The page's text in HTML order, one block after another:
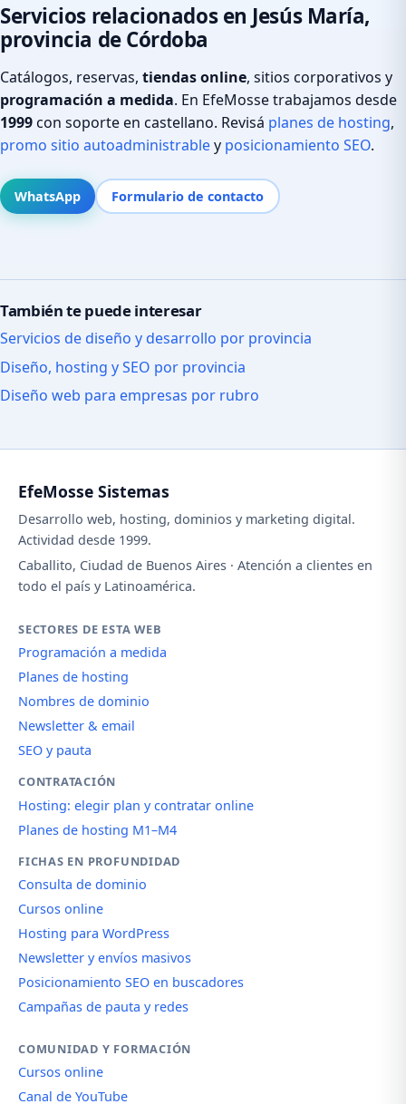
Servicios relacionados en Jesús María,
provincia de Córdoba
Catálogos, reservas, tiendas online, sitios corporativos y
programación a medida. En EfeMosse trabajamos desde
1999con soporte en castellano. Revisá planes de hosting,
promo sitio autoadministrabley posicionamiento SEO.
WhatsApp Formulario de contacto
También te puede interesar
Servicios de diseño y desarrollo por provincia
Diseño, hosting y SEO por provincia
Diseño web para empresas por rubro
EfeMosse Sistemas
Desarrollo web, hosting, dominios y marketing digital.
Actividad desde 1999.
Caballito, Ciudad de Buenos Aires · Atención a clientes en
todo el país y Latinoamérica.
SECTORES DE ESTA WEB
Programación a medida
Planes de hosting
Nombres de dominio
Newsletter & email
SEO y pauta
CONTRATACIÓN
Hosting: elegir plan y contratar online
Planes de hosting M1–M4
FICHAS EN PROFUNDIDAD
Consulta de dominio
Cursos online
Hosting para WordPress
Newsletter y envíos masivos
Posicionamiento SEO en buscadores
Campañas de pauta y redes
COMUNIDAD Y FORMACIÓN
Cursos online
Canal de YouTube